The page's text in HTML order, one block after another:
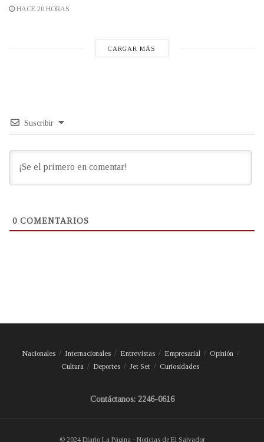
HACE 20 HORAS
CARGAR MÁS
Suscribir
0 COMENTARIOS
Nacionales Internacionales Entrevistas Empresarial
Opinión
Cultura
Deportes Jet Set Curiosidades
Contáctanos: 2246-0616
© 2024 Diario La Página - Noticias de El Salvador